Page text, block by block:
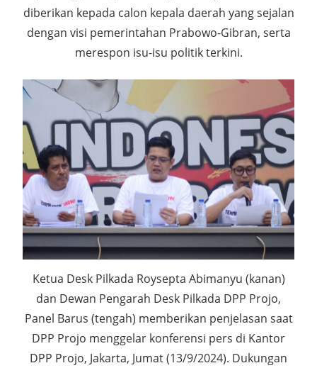
diberikan kepada calon kepala daerah yang sejalan
dengan visi pemerintahan Prabowo-Gibran, serta
merespon isu-isu politik terkini.
Ketua Desk Pilkada Roysepta Abimanyu (kanan)
dan Dewan Pengarah Desk Pilkada DPP Projo,
Panel Barus (tengah) memberikan penjelasan saat
DPP Projo menggelar konferensi pers di Kantor
DPP Projo, Jakarta, Jumat (13/9/2024). Dukungan